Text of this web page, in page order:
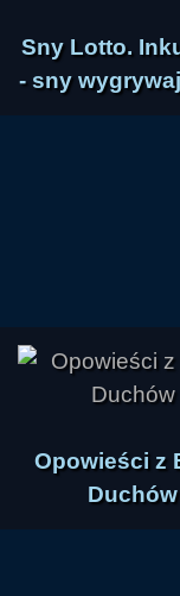
Sny Lotto.
- sny
Opowieści z
Duchów